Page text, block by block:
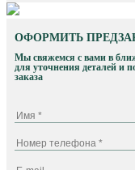
ОФОРМИТЬ
Мы свяжемся с вами в
для уточнения деталей и
заказа